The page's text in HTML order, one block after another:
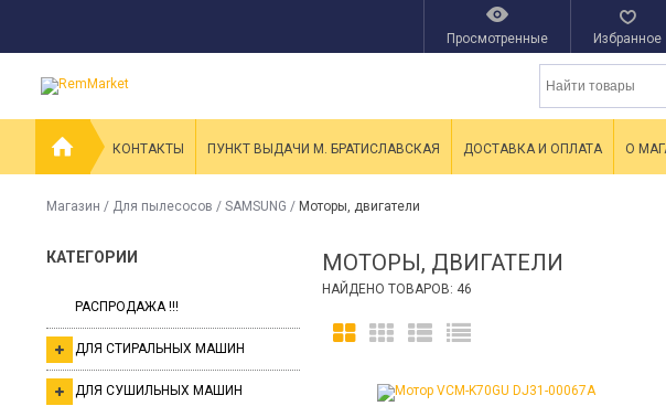
Просмотренные Избранное
КОНТАКТЫ ПУНКТ ВЫДАЧИ М. БРАТИСЛАВСКАЯ ДОСТАВКА И ОПЛАТА О
Магазин / Для пылесосов / SAMSUNG / Моторы, двигатели
КАТЕГОРИИ
РАСПРОДАЖА !!!
ДЛЯ СТИРАЛЬНЫХ МАШИН
ДЛЯ СУШИЛЬНЫХ МАШИН
МОТОРЫ, ДВИГАТЕЛИ
НАЙДЕНО ТОВАРОВ: 46